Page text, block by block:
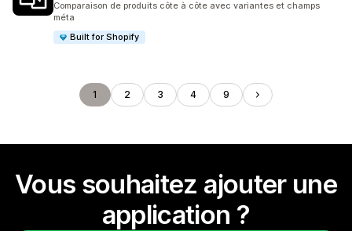
Comparaison de produits côte à côte avec variantes et champs
méta
Built for Shopify
1 2 3 4 9
Vous souhaitez ajouter une
application ?